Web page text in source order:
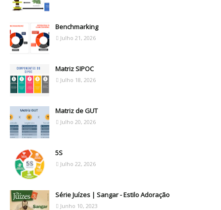
Benchmarking
Julho 21, 2026
Matriz SIPOC
Julho 18, 2026
Matriz de GUT
Julho 20, 2026
5S
Julho 22, 2026
Série Juízes | Sangar - Estilo Adoração
Junho 10, 2023